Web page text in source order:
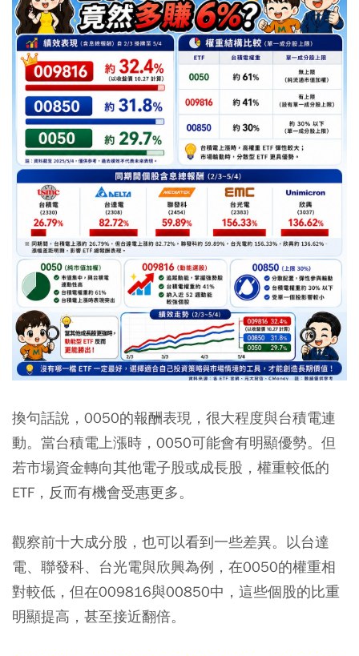
換句話說，0050的報酬表現，很大程度與台積電連
動。當台積電上漲時，0050可能會有明顯優勢。但
若市場資金轉向其他電子股或成長股，權重較低的
ETF，反而有機會受惠更多。
觀察前十大成分股，也可以看到一些差異。以台達
電、聯發科、台光電與欣興為例，在0050的權重相
對較低，但在009816與00850中，這些個股的比重
明顯提高，甚至接近翻倍。